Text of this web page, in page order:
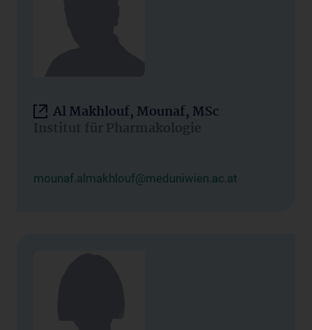
Al Makhlouf, Mounaf, MSc
Institut für Pharmakologie
mounaf.almakhlouf@meduniwien.ac.at